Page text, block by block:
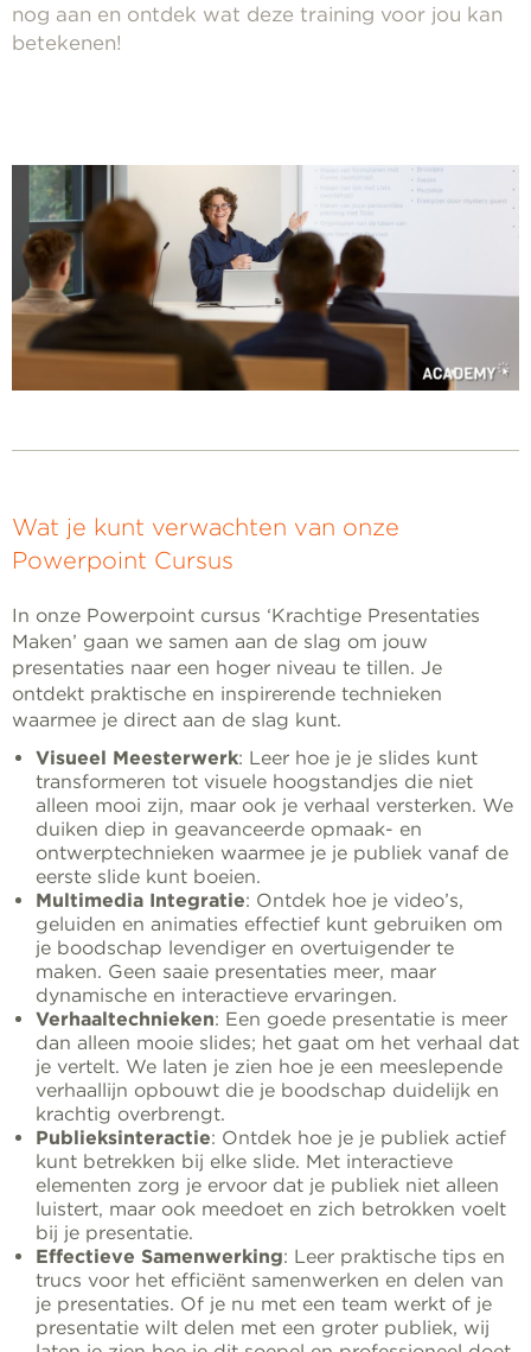
nog aan en ontdek wat deze training voor jou kan
betekenen!
Wat je kunt verwachten van onze
Powerpoint Cursus
In onze Powerpoint cursus ‘Krachtige Presentaties
Maken’ gaan we samen aan de slag om jouw
presentaties naar een hoger niveau te tillen. Je
ontdekt praktische en inspirerende technieken
waarmee je direct aan de slag kunt.
Visueel Meesterwerk: Leer hoe je je slides kunt
transformeren tot visuele hoogstandjes die niet
alleen mooi zijn, maar ook je verhaal versterken. We
duiken diep in geavanceerde opmaak- en
ontwerptechnieken waarmee je je publiek vanaf de
eerste slide kunt boeien.
Multimedia Integratie: Ontdek hoe je video’s,
geluiden en animaties effectief kunt gebruiken om
je boodschap levendiger en overtuigender te
maken. Geen saaie presentaties meer, maar
dynamische en interactieve ervaringen.
Verhaaltechnieken: Een goede presentatie is meer
dan alleen mooie slides; het gaat om het verhaal dat
je vertelt. We laten je zien hoe je een meeslepende
verhaallijn opbouwt die je boodschap duidelijk en
krachtig overbrengt.
Publieksinteractie: Ontdek hoe je je publiek actief
kunt betrekken bij elke slide. Met interactieve
elementen zorg je ervoor dat je publiek niet alleen
luistert, maar ook meedoet en zich betrokken voelt
bij je presentatie.
Effectieve Samenwerking: Leer praktische tips en
trucs voor het efficiënt samenwerken en delen van
je presentaties. Of je nu met een team werkt of je
presentatie wilt delen met een groter publiek, wij